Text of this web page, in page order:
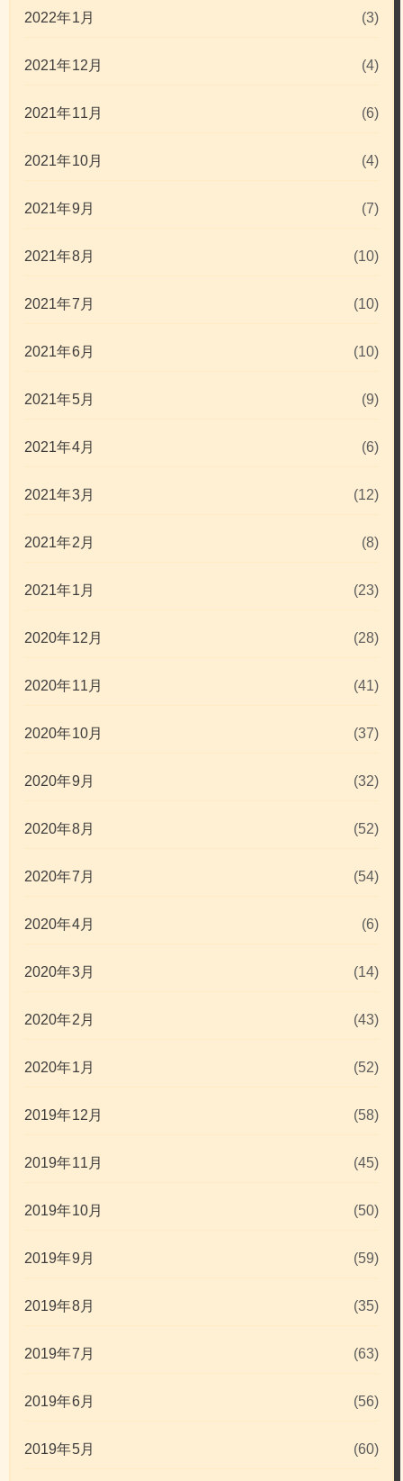
2022年1月 (3)
2021年12月 (4)
2021年11月 (6)
2021年10月 (4)
2021年9月 (7)
2021年8月 (10)
2021年7月 (10)
2021年6月 (10)
2021年5月 (9)
2021年4月 (6)
2021年3月 (12)
2021年2月 (8)
2021年1月 (23)
2020年12月 (28)
2020年11月 (41)
2020年10月 (37)
2020年9月 (32)
2020年8月 (52)
2020年7月 (54)
2020年4月 (6)
2020年3月 (14)
2020年2月 (43)
2020年1月 (52)
2019年12月 (58)
2019年11月 (45)
2019年10月 (50)
2019年9月 (59)
2019年8月 (35)
2019年7月 (63)
2019年6月 (56)
2019年5月 (60)